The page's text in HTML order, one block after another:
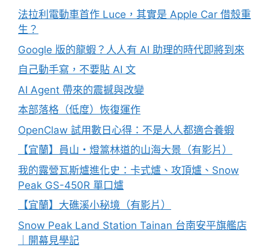
法拉利電動車首作 Luce，其實是 Apple Car 借殼重
生？
Google 版的龍蝦？人人有 AI 助理的時代即將到來
自己動手寫，不要貼 AI 文
AI Agent 帶來的震撼與改變
本部落格（低度）恢復運作
OpenClaw 試用數日心得：不是人人都適合養蝦
【宜蘭】員山・燈篙林道的山海大景（有影片）
我的露營瓦斯爐進化史：卡式爐、攻頂爐、Snow
Peak GS-450R 單口爐
【宜蘭】大礁溪小秘境（有影片）
Snow Peak Land Station Tainan 台南安平旗艦店
｜開幕見學記